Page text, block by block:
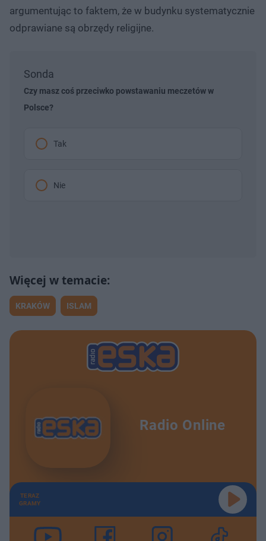
argumentując to faktem, że w budynku systematycznie
odprawiane są obrzędy religijne.
Sonda
Czy masz coś przeciwko powstawaniu meczetów w
Polsce?
Tak
Nie
KRAKÓW ISLAM
Radio Online
TERAZ
GRAMY